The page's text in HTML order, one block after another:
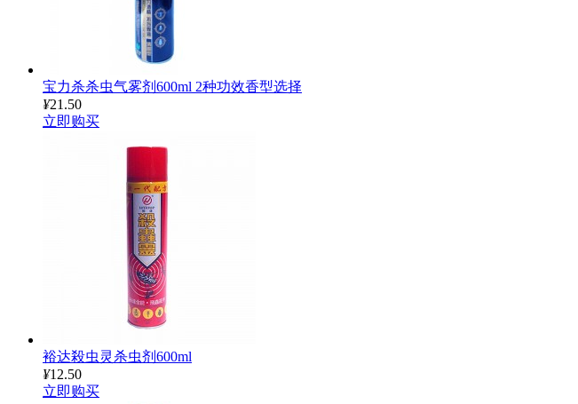
宝力杀杀虫气雾剂600ml 2种功效香型选择
¥21.50
立即购买
裕达殺虫灵杀虫剂600ml
¥12.50
立即购买